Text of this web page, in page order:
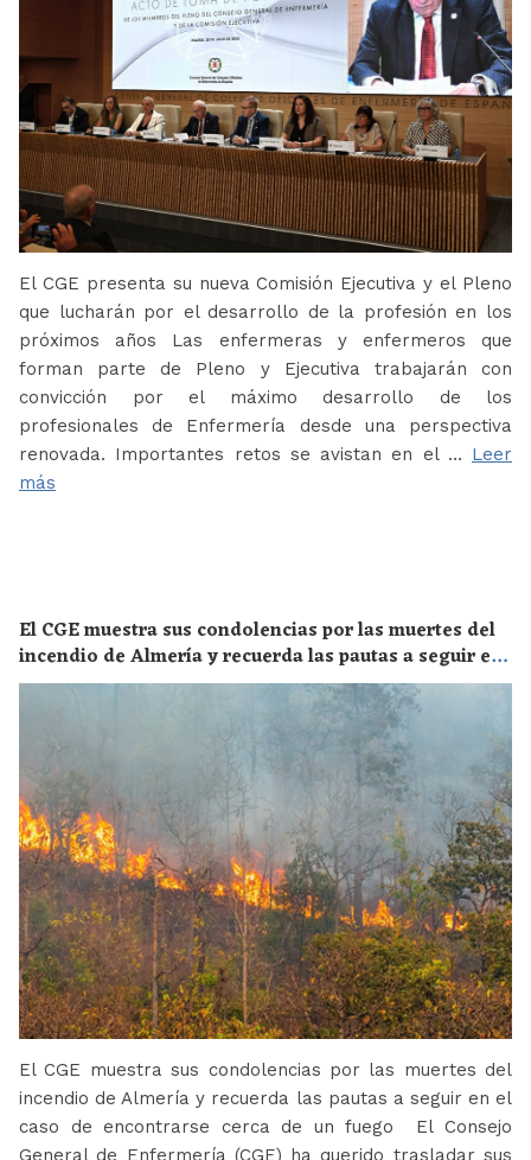
El CGE presenta su nueva Comisión Ejecutiva y el Pleno
que lucharán por el desarrollo de la profesión en los
próximos años Las enfermeras y enfermeros que
forman parte de Pleno y Ejecutiva trabajarán con
convicción por el máximo desarrollo de los
profesionales de Enfermería desde una perspectiva
renovada. Importantes retos se avistan en el … Leer
más
El CGE muestra sus condolencias por las muertes del
incendio de Almería y recuerda las pautas a seguir en
el caso de encontrarse cerca de un fuego
El CGE muestra sus condolencias por las muertes del
incendio de Almería y recuerda las pautas a seguir en el
caso de encontrarse cerca de un fuego El Consejo
General de Enfermería (CGE) ha querido trasladar sus